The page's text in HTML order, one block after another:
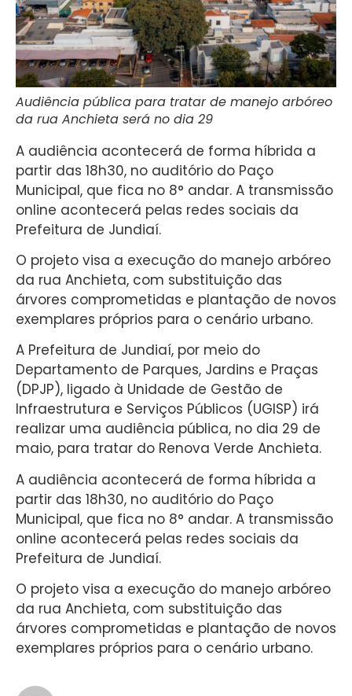
Audiência pública para tratar de manejo arbóreo
da rua Anchieta será no dia 29
A audiência acontecerá de forma híbrida a
partir das 18h30, no auditório do Paço
Municipal, que fica no 8° andar. A transmissão
online acontecerá pelas redes sociais da
Prefeitura de Jundiaí.
O projeto visa a execução do manejo arbóreo
da rua Anchieta, com substituição das
árvores comprometidas e plantação de novos
exemplares próprios para o cenário urbano.
A Prefeitura de Jundiaí, por meio do
Departamento de Parques, Jardins e Praças
(DPJP), ligado à Unidade de Gestão de
Infraestrutura e Serviços Públicos (UGISP) irá
realizar uma audiência pública, no dia 29 de
maio, para tratar do Renova Verde Anchieta.
A audiência acontecerá de forma híbrida a
partir das 18h30, no auditório do Paço
Municipal, que fica no 8° andar. A transmissão
online acontecerá pelas redes sociais da
Prefeitura de Jundiaí.
O projeto visa a execução do manejo arbóreo
da rua Anchieta, com substituição das
árvores comprometidas e plantação de novos
exemplares próprios para o cenário urbano.